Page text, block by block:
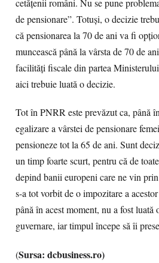
cetățenii români. Nu se pune
de pensionare”. Totuși, o decizie
că pensionarea la 70 de ani va fi
muncească până la vârsta de 70 de
facilități fiscale din partea
aici trebuie luată o decizie.
Tot în PNRR este prevăzut ca, până
egalizare a vârstei de pensionare
pensioneze tot la 65 de ani. Sunt
un timp foarte scurt, pentru că de
depind banii europeni care ne vin
s-a tot vorbit de o impozitare a
până în acest moment, nu a fost
guvernare, iar timpul începe să îi
(Sursa: dcbusiness.ro)